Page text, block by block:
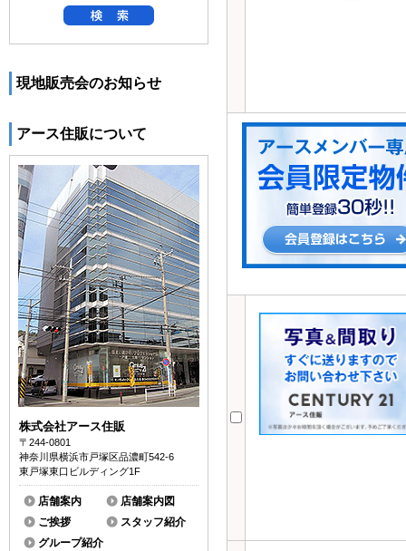
現地販売会のお知らせ
アース住販について
株式会社アース住販
〒244-0801
神奈川県横浜市戸塚区品濃町542-6
東戸塚東口ビルディング1F
店舗案内
店舗案内図
ご挨拶
スタッフ紹介
グループ紹介